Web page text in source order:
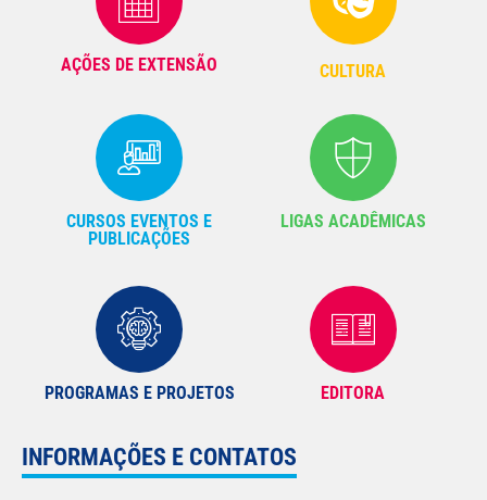
AÇÕES DE EXTENSÃO CULTURA
CURSOS EVENTOS E
PUBLICAÇÕES
LIGAS ACADÊMICAS
PROGRAMAS E PROJETOS EDITORA
INFORMAÇÕES E CONTATOS